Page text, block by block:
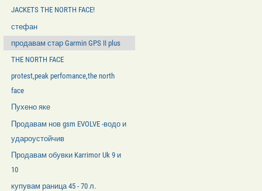
JACKETS THE NORTH FACE!
стефан
продавам стар Garmin GPS II plus
THE NORTH FACE
protest,peak perfomance,the north
face
Пухено яке
Продавам нов gsm EVOLVE -водо и
удароустойчив
Продавам обувки Karrimor Uk 9 и
10
купувам раница 45 - 70 л.